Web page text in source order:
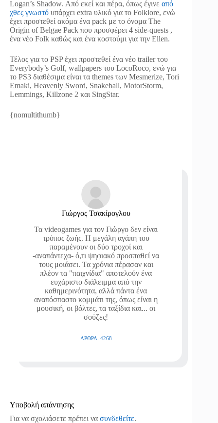
Logan’s Shadow. Από εκεί και πέρα, όπως έγινε από
χθες γνωστό υπάρχει extra υλικό για το Folklore, ενώ
έχει προστεθεί ακόμα ένα pack με το όνομα The
Origin of Belgae Pack που προσφέρει 4 side-quests ,
ένα νέο Folk καθώς και ένα κοστούμι για την Ellen.
Τέλος για το PSP έχει προστεθεί ένα νέο trailer του
Everybody’s Golf, wallpapers του LocoRoco, ενώ για
το PS3 διαθέσιμα είναι τα themes των Mesmerize, Tori
Emaki, Heavenly Sword, Snakeball, MotorStorm,
Lemmings, Killzone 2 και SingStar.
{nomultithumb}
Γιώργος Τσακίρογλου
Τα videogames για τον Γιώργο δεν είναι
τρόπος ζωής. Η μεγάλη αγάπη του
παραμένουν οι δύο τροχοί και
-αναπάντεχα- ό,τι ψηφιακό προσπαθεί να
τους μοιάσει. Τα χρόνια πέρασαν και
πλέον τα "παιχνίδια" αποτελούν ένα
ευχάριστο διάλειμμα από την
καθημερινότητα, αλλά πάντα ένα
αναπόσπαστο κομμάτι της, όπως είναι η
μουσική, οι βόλτες, τα ταξίδια και... οι
σούζες!
ΆΡΘΡΑ: 4268
Υποβολή απάντησης
Για να σχολιάσετε πρέπει να συνδεθείτε.